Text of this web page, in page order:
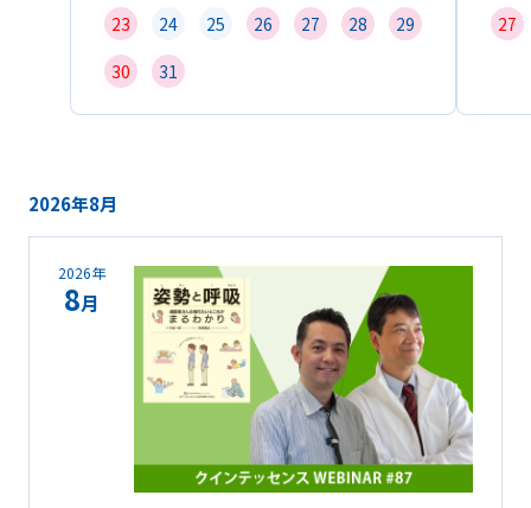
23
24 25 26 27 28
29
30
31
27
2026年8月
2026年
8月